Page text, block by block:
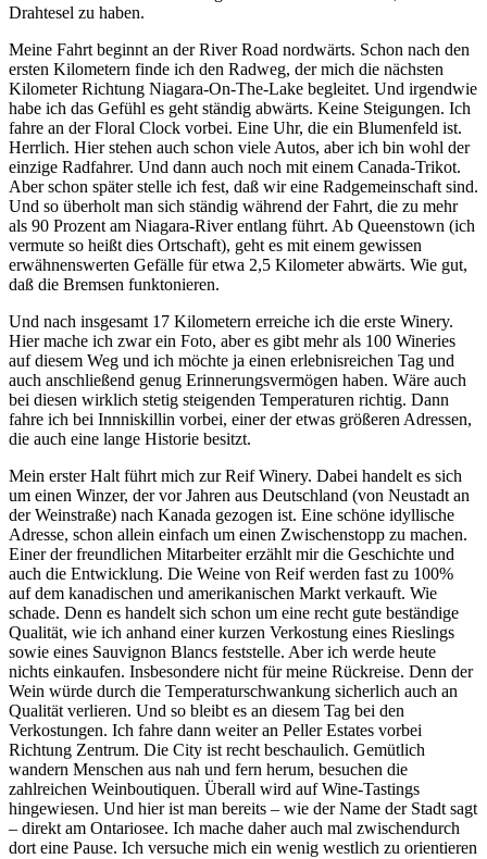
Drahtesel zu haben.
Meine Fahrt beginnt an der River Road nordwärts. Schon nach den
ersten Kilometern finde ich den Radweg, der mich die nächsten
Kilometer Richtung Niagara-On-The-Lake begleitet. Und irgendwie
habe ich das Gefühl es geht ständig abwärts. Keine Steigungen. Ich
fahre an der Floral Clock vorbei. Eine Uhr, die ein Blumenfeld ist.
Herrlich. Hier stehen auch schon viele Autos, aber ich bin wohl der
einzige Radfahrer. Und dann auch noch mit einem Canada-Trikot.
Aber schon später stelle ich fest, daß wir eine Radgemeinschaft sind.
Und so überholt man sich ständig während der Fahrt, die zu mehr
als 90 Prozent am Niagara-River entlang führt. Ab Queenstown (ich
vermute so heißt dies Ortschaft), geht es mit einem gewissen
erwähnenswerten Gefälle für etwa 2,5 Kilometer abwärts. Wie gut,
daß die Bremsen funktonieren.
Und nach insgesamt 17 Kilometern erreiche ich die erste Winery.
Hier mache ich zwar ein Foto, aber es gibt mehr als 100 Wineries
auf diesem Weg und ich möchte ja einen erlebnisreichen Tag und
auch anschließend genug Erinnerungsvermögen haben. Wäre auch
bei diesen wirklich stetig steigenden Temperaturen richtig. Dann
fahre ich bei Innniskillin vorbei, einer der etwas größeren Adressen,
die auch eine lange Historie besitzt.
Mein erster Halt führt mich zur Reif Winery. Dabei handelt es sich
um einen Winzer, der vor Jahren aus Deutschland (von Neustadt an
der Weinstraße) nach Kanada gezogen ist. Eine schöne idyllische
Adresse, schon allein einfach um einen Zwischenstopp zu machen.
Einer der freundlichen Mitarbeiter erzählt mir die Geschichte und
auch die Entwicklung. Die Weine von Reif werden fast zu 100%
auf dem kanadischen und amerikanischen Markt verkauft. Wie
schade. Denn es handelt sich schon um eine recht gute beständige
Qualität, wie ich anhand einer kurzen Verkostung eines Rieslings
sowie eines Sauvignon Blancs feststelle. Aber ich werde heute
nichts einkaufen. Insbesondere nicht für meine Rückreise. Denn der
Wein würde durch die Temperaturschwankung sicherlich auch an
Qualität verlieren. Und so bleibt es an diesem Tag bei den
Verkostungen. Ich fahre dann weiter an Peller Estates vorbei
Richtung Zentrum. Die City ist recht beschaulich. Gemütlich
wandern Menschen aus nah und fern herum, besuchen die
zahlreichen Weinboutiquen. Überall wird auf Wine-Tastings
hingewiesen. Und hier ist man bereits – wie der Name der Stadt sagt
– direkt am Ontariosee. Ich mache daher auch mal zwischendurch
dort eine Pause. Ich versuche mich ein wenig westlich zu orientieren